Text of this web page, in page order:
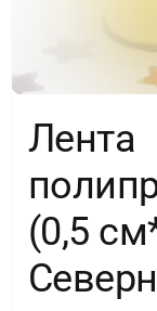
Лента
(0,5